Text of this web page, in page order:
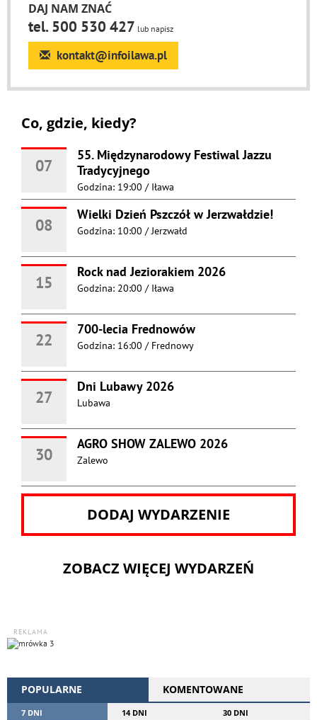
DAJ NAM ZNAĆ
tel. 500 530 427 lub napisz
kontakt@infoilawa.pl
Co, gdzie, kiedy?
07
55. Międzynarodowy Festiwal Jazzu
Tradycyjnego
Godzina: 19:00 / Iława
08
Wielki Dzień Pszczół w Jerzwałdzie!
Godzina: 10:00 /Jerzwałd
15
Rock nad Jeziorakiem 2026
Godzina: 20:00 / Iława
22
700-lecia Frednowów
Godzina: 16:00 / Frednowy
27
Dni Lubawy 2026
Lubawa
30
AGRO SHOW ZALEWO 2026
Zalewo
DODAJ WYDARZENIE
ZOBACZ WIĘCEJ WYDARZEŃ
REKLAMA
POPULARNE KOMENTOWANE
7 DNI 14 DNI 30 DNI